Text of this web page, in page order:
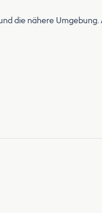
die nähere